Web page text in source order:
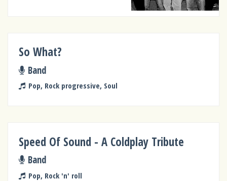
So What?
Band
Pop, Rock progressive, Soul
Speed Of Sound - A Coldplay Tribute
Band
Pop, Rock 'n' roll